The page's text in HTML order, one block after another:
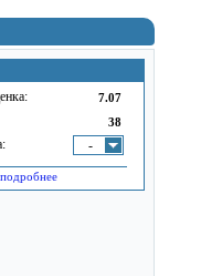
7.07
38
-
подробнее